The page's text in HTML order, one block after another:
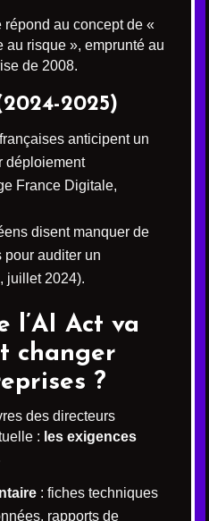
au concept de «
au risque », emprunté au
de 2008.
2025)
anticipent un
déploiement
France Digitale,
disent manquer de
pour auditer un
juillet 2024).
l’AI Act va
changer
?
des directeurs
: les exigences
: fiches techniques
rapports de